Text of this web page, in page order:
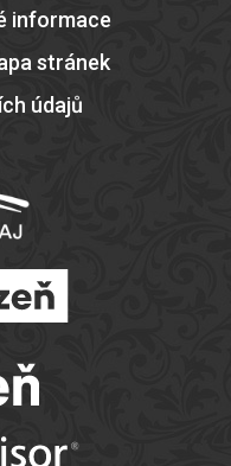
informace
stránek
údajů